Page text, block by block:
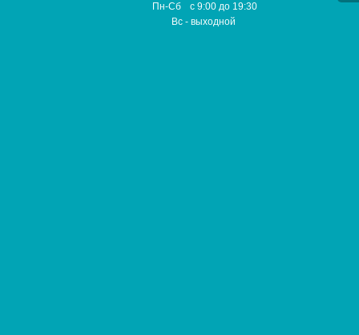
Пн-Сб
с9:00 до 19:30
Вс - выходной